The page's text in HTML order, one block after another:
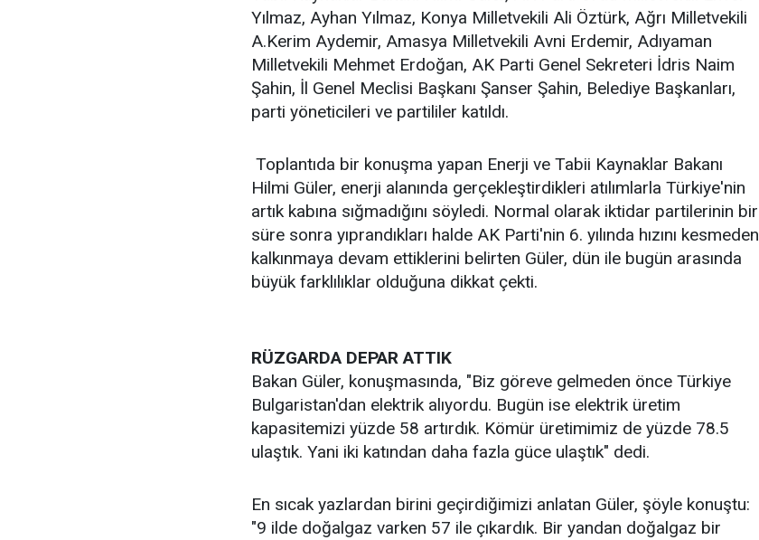
Yılmaz, Ayhan Yılmaz, Konya Milletvekili Ali Öztürk, Ağrı Milletvekili
A.Kerim Aydemir, Amasya Milletvekili Avni Erdemir, Adıyaman
Milletvekili Mehmet Erdoğan, AK Parti Genel Sekreteri İdris Naim
Şahin, İl Genel Meclisi Başkanı Şanser Şahin, Belediye Başkanları,
parti yöneticileri ve partililer katıldı.
Toplantıda bir konuşma yapan Enerji ve Tabii Kaynaklar Bakanı
Hilmi Güler, enerji alanında gerçekleştirdikleri atılımlarla Türkiye'nin
artık kabına sığmadığını söyledi. Normal olarak iktidar partilerinin bir
süre sonra yıprandıkları halde AK Parti'nin 6. yılında hızını kesmeden
kalkınmaya devam ettiklerini belirten Güler, dün ile bugün arasında
büyük farklılıklar olduğuna dikkat çekti.
RÜZGARDA DEPAR ATTIK
Bakan Güler, konuşmasında, "Biz göreve gelmeden önce Türkiye
Bulgaristan'dan elektrik alıyordu. Bugün ise elektrik üretim
kapasitemizi yüzde 58 artırdık. Kömür üretimimiz de yüzde 78.5
ulaştık. Yani iki katından daha fazla güce ulaştık" dedi.
En sıcak yazlardan birini geçirdiğimizi anlatan Güler, şöyle konuştu:
"9 ilde doğalgaz varken 57 ile çıkardık. Bir yandan doğalgaz bir